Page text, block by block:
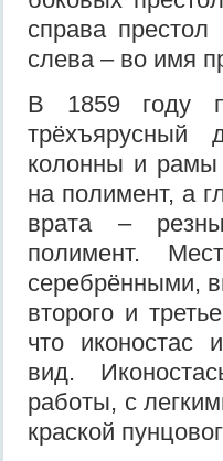
справа
слева – во имя
В 1859 году
трёхъярусный
колонны и рамы
на полимент, а
врата –
полимент.
серебрёнными,
второго и
что иконостас
вид.
работы, с
краской